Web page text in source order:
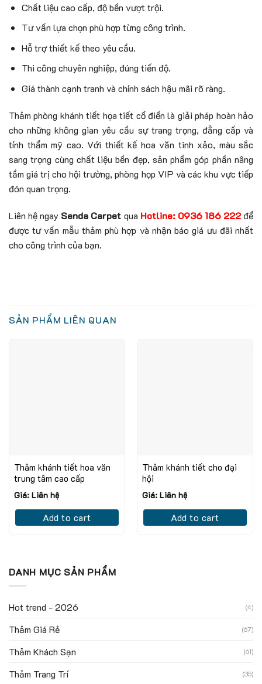
Chất liệu cao cấp, độ bền vượt trội.
Tư vấn lựa chọn phù hợp từng công trình.
Hỗ trợ thiết kế theo yêu cầu.
Thi công chuyên nghiệp, đúng tiến độ.
Giá thành cạnh tranh và chính sách hậu mãi rõ ràng.
Thảm phòng khánh tiết họa tiết cổ điển là giải pháp hoàn hảo
cho những không gian yêu cầu sự trang trọng, đẳng cấp và
tính thẩm mỹ cao. Với thiết kế hoa văn tinh xảo, màu sắc
sang trọng cùng chất liệu bền đẹp, sản phẩm góp phần nâng
tầm giá trị cho hội trường, phòng họp VIP và các khu vực tiếp
đón quan trọng.
Liên hệ ngay Senda Carpet qua Hotline: 0936 186 222để
được tư vấn mẫu thảm phù hợp và nhận báo giá ưu đãi nhất
cho công trình của bạn.
SẢN PHẨM LIÊN QUAN
Thảm khánh tiết hoa văn
trung tâm cao cấp
Giá: Liên hệ
Add to cart
Thảm khánh tiết cho đại
hội
Giá: Liên hệ
Add to cart
DANH MỤC SẢN PHẨM
Hot trend - 2026 (4)
Thảm Giá Rẻ (67)
Thảm Khách Sạn (61)
Thảm Trang Trí (35)